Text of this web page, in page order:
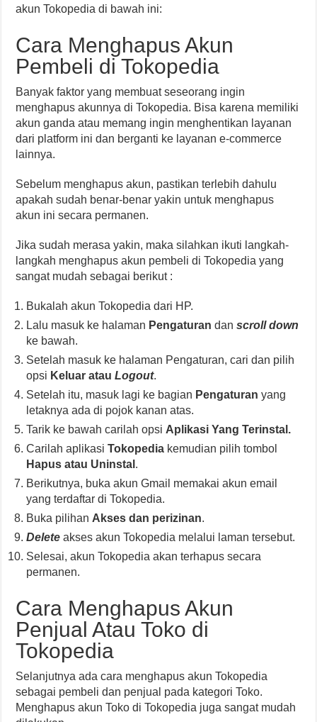
akun Tokopedia di bawah ini:
Cara Menghapus Akun
Pembeli di Tokopedia
Banyak faktor yang membuat seseorang ingin
menghapus akunnya di Tokopedia. Bisa karena memiliki
akun ganda atau memang ingin menghentikan layanan
dari platform ini dan berganti ke layanan e-commerce
lainnya.
Sebelum menghapus akun, pastikan terlebih dahulu
apakah sudah benar-benar yakin untuk menghapus
akun ini secara permanen.
Jika sudah merasa yakin, maka silahkan ikuti langkah-
langkah menghapus akun pembeli di Tokopedia yang
sangat mudah sebagai berikut :
Bukalah akun Tokopedia dari HP.
Lalu masuk ke halaman Pengaturan danscroll down
ke bawah.
Setelah masuk ke halaman Pengaturan, cari dan pilih
opsi Keluar atauLogout.
Setelah itu, masuk lagi ke bagian Pengaturan yang
letaknya ada di pojok kanan atas.
Tarik ke bawah carilah opsi Aplikasi Yang Terinstal.
Carilah aplikasiTokopedia kemudian pilih tombol
Hapus atau Uninstal .
Berikutnya, buka akun Gmail memakai akun email
yang terdaftar di Tokopedia.
Buka pilihan Akses dan perizinan.
Delete akses akun Tokopedia melalui laman tersebut.
Selesai, akun Tokopedia akan terhapus secara
permanen.
Cara Menghapus Akun
Penjual Atau Toko di
Tokopedia
Selanjutnya ada cara menghapus akun Tokopedia
sebagai pembeli dan penjual pada kategori Toko.
Menghapus akun Toko di Tokopedia juga sangat mudah